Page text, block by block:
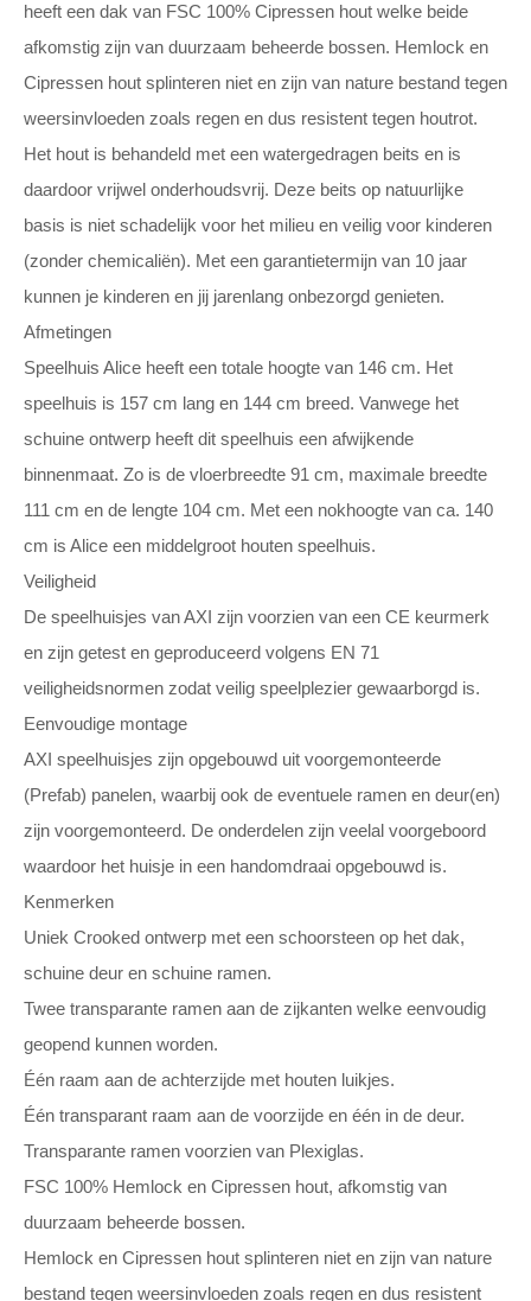
heeft een dak van FSC 100% Cipressen hout welke beide
afkomstig zijn van duurzaam beheerde bossen. Hemlock en
Cipressen hout splinteren niet en zijn van nature bestand tegen
weersinvloeden zoals regen en dus resistent tegen houtrot.
Het hout is behandeld met een watergedragen beits en is
daardoor vrijwel onderhoudsvrij. Deze beits op natuurlijke
basis is niet schadelijk voor het milieu en veilig voor kinderen
(zonder chemicaliën). Met een garantietermijn van 10 jaar
kunnen je kinderen en jij jarenlang onbezorgd genieten.
Afmetingen
Speelhuis Alice heeft een totale hoogte van 146 cm. Het
speelhuis is 157 cm lang en 144 cm breed. Vanwege het
schuine ontwerp heeft dit speelhuis een afwijkende
binnenmaat. Zo is de vloerbreedte 91 cm, maximale breedte
111 cm en de lengte 104 cm. Met een nokhoogte van ca. 140
cm is Alice een middelgroot houten speelhuis.
Veiligheid
De speelhuisjes van AXI zijn voorzien van een CE keurmerk
en zijn getest en geproduceerd volgens EN 71
veiligheidsnormen zodat veilig speelplezier gewaarborgd is.
Eenvoudige montage
AXI speelhuisjes zijn opgebouwd uit voorgemonteerde
(Prefab) panelen, waarbij ook de eventuele ramen en deur(en)
zijn voorgemonteerd. De onderdelen zijn veelal voorgeboord
waardoor het huisje in een handomdraai opgebouwd is.
Kenmerken
Uniek Crooked ontwerp met een schoorsteen op het dak,
schuine deur en schuine ramen.
Twee transparante ramen aan de zijkanten welke eenvoudig
geopend kunnen worden.
Één raam aan de achterzijde met houten luikjes.
Één transparant raam aan de voorzijde en één in de deur.
Transparante ramen voorzien van Plexiglas.
FSC 100% Hemlock en Cipressen hout, afkomstig van
duurzaam beheerde bossen.
Hemlock en Cipressen hout splinteren niet en zijn van nature
bestand tegen weersinvloeden zoals regen en dus resistent